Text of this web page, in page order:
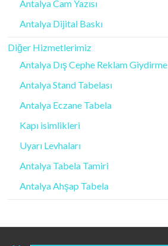
Antalya Cam Yazısı
Antalya Dijital Baskı
Diğer Hizmetlerimiz
Antalya Dış Cephe Reklam Giydirme
Antalya Stand Tabelası
Antalya Eczane Tabela
Kapı isimlikleri
Uyarı Levhaları
Antalya Tabela Tamiri
Antalya Ahşap Tabela